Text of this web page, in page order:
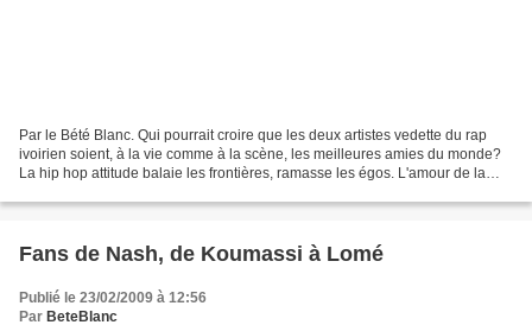
Par le Bété Blanc. Qui pourrait croire que les deux artistes vedette du rap
ivoirien soient, à la vie comme à la scène, les meilleures amies du monde?
La hip hop attitude balaie les frontières, ramasse les égos. L'amour de la
Fans de Nash, de Koumassi à Lomé
Publié le 23/02/2009 à 12:56
Par BeteBlanc